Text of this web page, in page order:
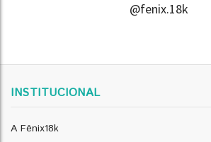
@fenix.18k
INSTITUCIONAL
A Fênix18k